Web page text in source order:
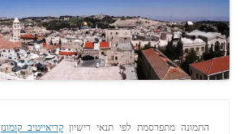
התמונה מתפרסמת לפי תנאי רישיון קריאייטיב קומונז